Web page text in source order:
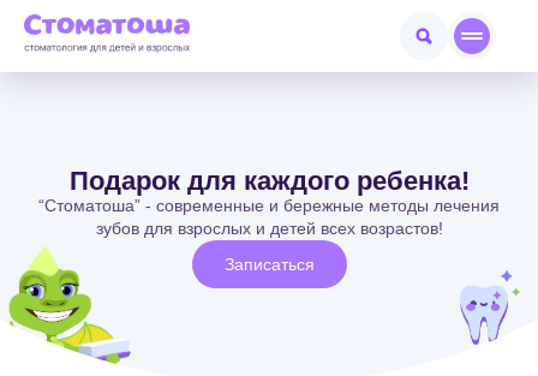
Подарок для каждого ребенка!
“Стоматоша” - современные и бережные методы лечения
зубов для взрослых и детей всех возрастов!
Записаться